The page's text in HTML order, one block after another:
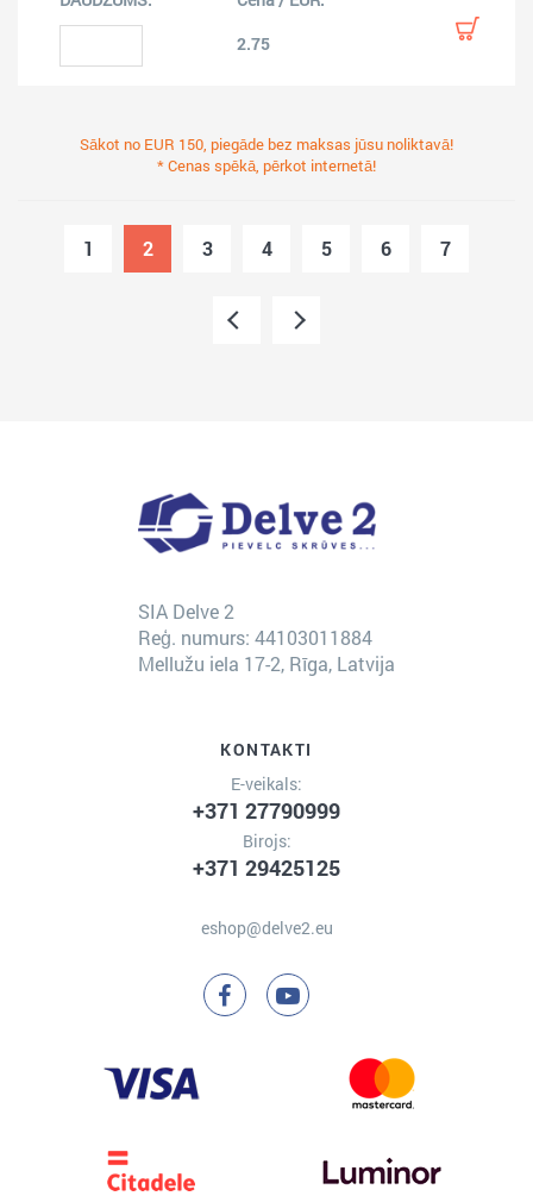
2.75
Sākot no EUR 150, piegāde bez maksas jūsu noliktavā!
* Cenas spēkā, pērkot internetā!
1 2 3 4 5 6 7
SIA Delve 2
Reģ. numurs: 44103011884
Mellužu iela 17-2, Rīga, Latvija
KONTAKTI
E-veikals:
+371 27790999
Birojs:
+371 29425125
eshop@delve2.eu